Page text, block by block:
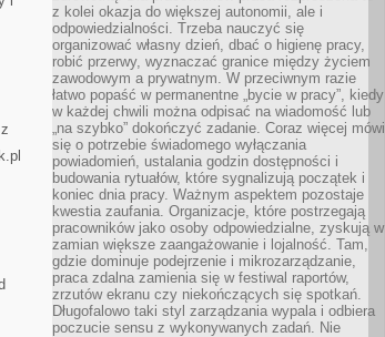
z kolei okazja do większej autonomii, ale i
odpowiedzialności. Trzeba nauczyć się
organizować własny dzień, dbać o higienę pracy,
robić przerwy, wyznaczać granice między życiem
zawodowym a prywatnym. W przeciwnym razie
łatwo popaść w permanentne „bycie w pracy”, kiedy
w każdej chwili można odpisać na wiadomość lub
„na szybko” dokończyć zadanie. Coraz więcej mówi
się o potrzebie świadomego wyłączania
powiadomień, ustalania godzin dostępności i
budowania rytuałów, które sygnalizują początek i
koniec dnia pracy. Ważnym aspektem pozostaje
kwestia zaufania. Organizacje, które postrzegają
pracowników jako osoby odpowiedzialne, zyskują w
zamian większe zaangażowanie i lojalność. Tam,
gdzie dominuje podejrzenie i mikrozarządzanie,
praca zdalna zamienia się w festiwal raportów,
zrzutów ekranu czy niekończących się spotkań.
Długofalowo taki styl zarządzania wypala i odbiera
poczucie sensu z wykonywanych zadań. Nie